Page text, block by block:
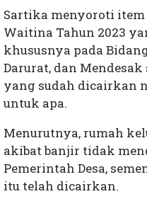
Sartika menyoroti item
Waitina Tahun 2023
khususnya pada
Darurat, dan Mendesak
yang sudah dicairkan
untuk apa.
Menurutnya, rumah
akibat banjir tidak
Pemerintah Desa,
itu telah dicairkan.